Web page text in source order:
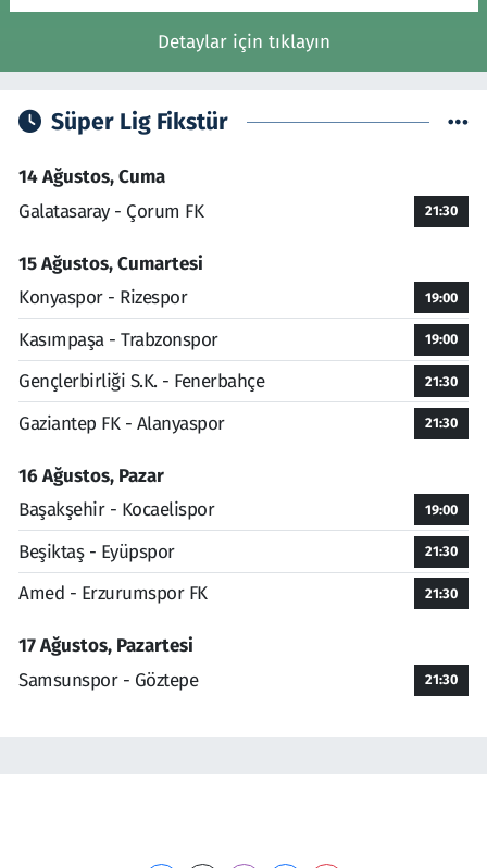
Detaylar için tıklayın
Süper Lig Fikstür
14 Ağustos, Cuma
Galatasaray - Çorum FK
21:30
15 Ağustos, Cumartesi
Konyaspor - Rizespor
19:00
Kasımpaşa - Trabzonspor 19:00
Gençlerbirliği S.K. - Fenerbahçe 21:30
Gaziantep FK - Alanyaspor 21:30
16 Ağustos, Pazar
Başakşehir - Kocaelispor
19:00
Beşiktaş - Eyüpspor 21:30
Amed - Erzurumspor FK 21:30
17 Ağustos, Pazartesi
Samsunspor - Göztepe
21:30